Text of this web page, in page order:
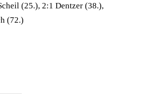
(25.), 2:1 Dentzer (38.),
(72.)